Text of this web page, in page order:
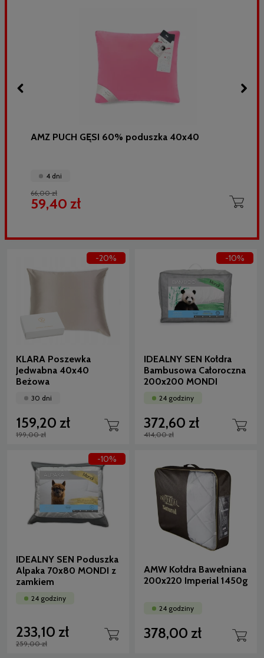
AMZ PUCH GĘSI 60% poduszka 40x40
4 dni
66,00 zł
59,40 zł
KLARA Poszewka
Jedwabna 40x40
Beżowa
30 dni
159,20 zł
199,00 zł
-20%
IDEALNY SEN Kołdra
Bambusowa Całoroczna
200x200 MONDI
24 godziny
372,60 zł
414,00 zł
-10%
IDEALNY SEN Poduszka
Alpaka 70x80 MONDI z
zamkiem
24 godziny
233,10 zł
259,00 zł
-10%
AMW Kołdra Bawełniana
200x220 Imperial 1450g
24 godziny
378,00 zł